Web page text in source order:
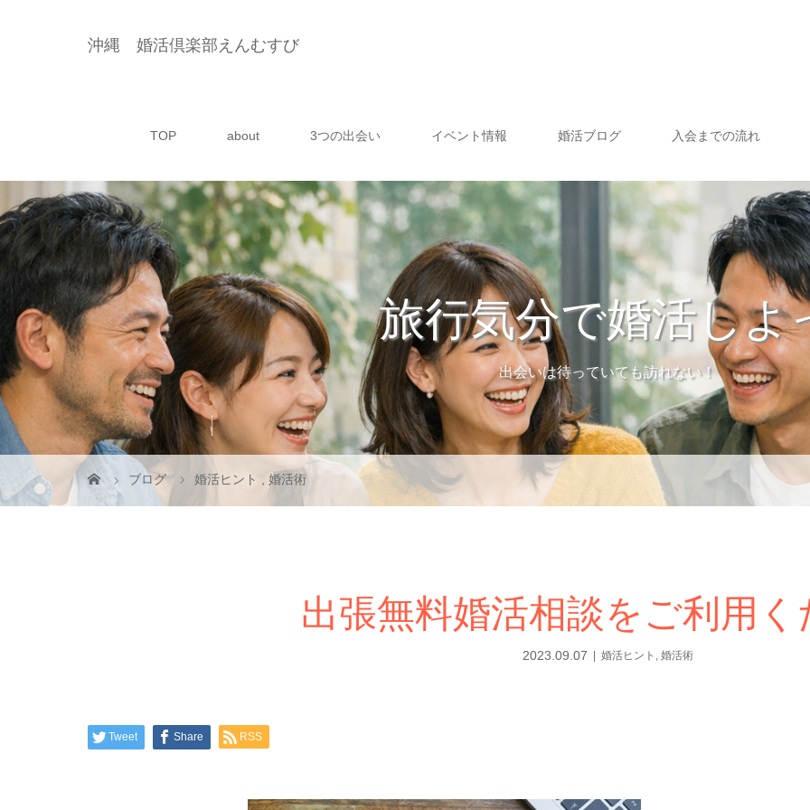
沖縄 婚活倶楽部えんむすび
TOP about 3つの出会い イベント情報 婚活ブログ 入会までの流れ
旅行気分で婚活しよ
出会いは待っていても訪れない！
ブログ 婚活ヒント 婚活術
出張無料婚活相談をご利用く
2023.09.07 婚活ヒント , 婚活術
Tweet Share RSS